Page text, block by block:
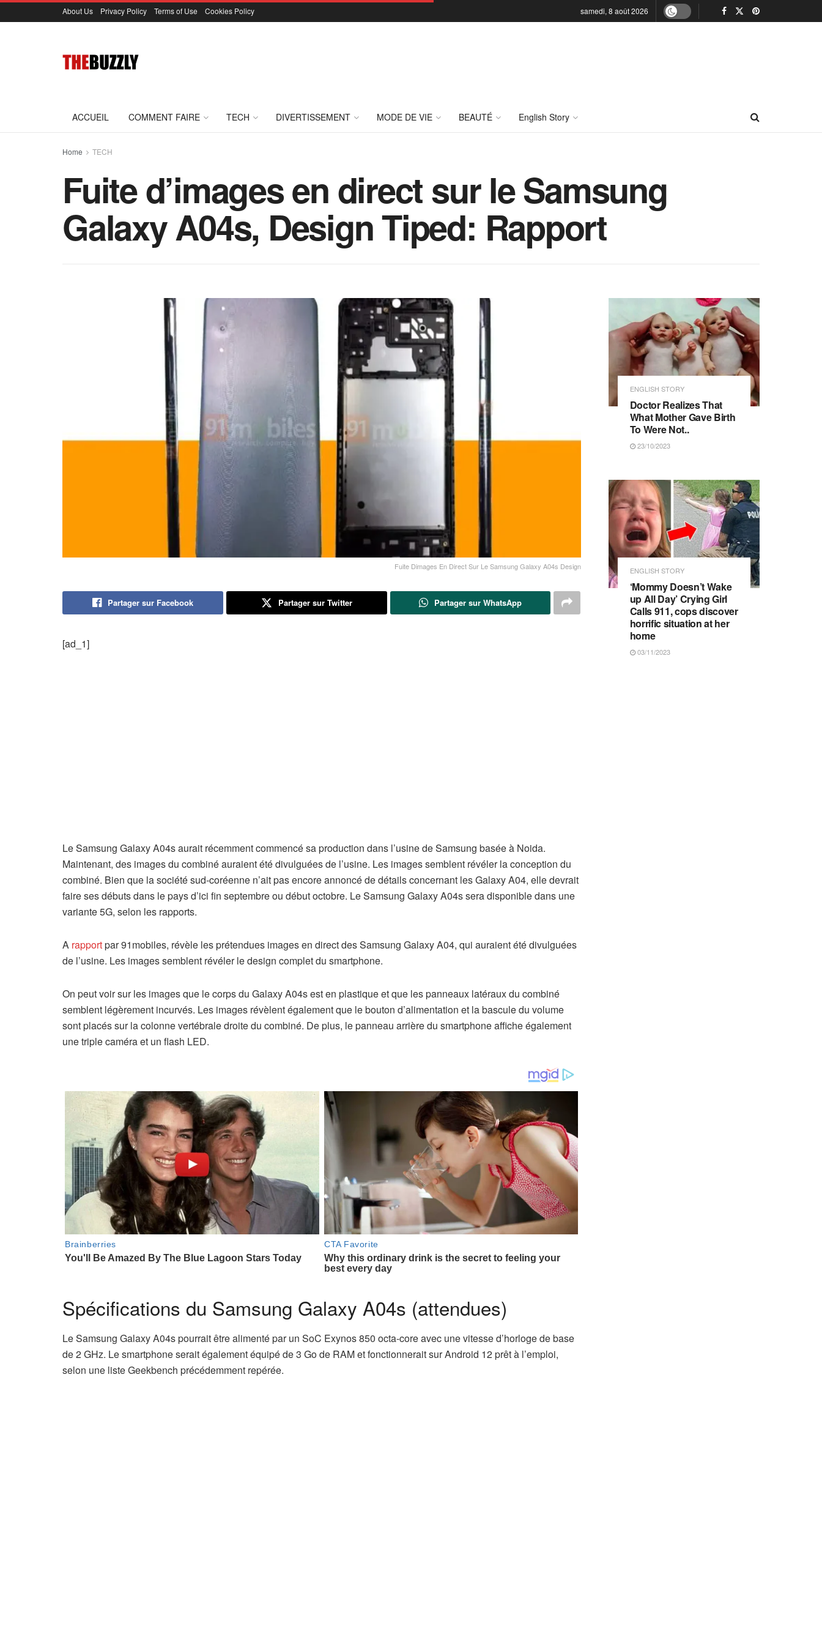
About Us Privacy Policy Terms of Use Cookies Policy samedi, 8 août 2026
ACCUEIL COMMENT FAIRE TECH DIVERTISSEMENT MODE DE VIE BEAUTÉ English Story
Home TECH
Fuite d’images en direct sur le Samsung
Galaxy A04s, Design Tiped: Rapport
Fuite Dimages En Direct Sur Le Samsung Galaxy A04s Design
Partager sur Facebook Partager sur Twitter Partager sur WhatsApp
[ad_1]
Le Samsung Galaxy A04s aurait récemment commencé sa production dans l’usine de Samsung basée à Noida.
Maintenant, des images du combiné auraient été divulguées de l’usine. Les images semblent révéler la conception du
combiné. Bien que la société sud-coréenne n’ait pas encore annoncé de détails concernant les Galaxy A04, elle devrait
faire ses débuts dans le pays d’ici fin septembre ou début octobre. Le Samsung Galaxy A04s sera disponible dans une
variante 5G, selon les rapports.
A rapportpar 91mobiles, révèle les prétendues images en direct des Samsung Galaxy A04, qui auraient été divulguées
de l’usine. Les images semblent révéler le design complet du smartphone.
On peut voir sur les images que le corps du Galaxy A04s est en plastique et que les panneaux latéraux du combiné
semblent légèrement incurvés. Les images révèlent également que le bouton d’alimentation et la bascule du volume
sont placés sur la colonne vertébrale droite du combiné. De plus, le panneau arrière du smartphone affiche également
une triple caméra et un flash LED.
Spécifications du Samsung Galaxy A04s (attendues)
Le Samsung Galaxy A04s pourrait être alimenté par un SoC Exynos 850 octa-core avec une vitesse d’horloge de base
de 2 GHz. Le smartphone serait également équipé de 3 Go de RAM et fonctionnerait sur Android 12 prêt à l’emploi,
selon une liste Geekbench précédemment repérée.
ENGLISH STORY
Doctor Realizes That
What Mother Gave Birth
To Were Not..
23/10/2023
ENGLISH STORY
‘Mommy Doesn’t Wake
up All Day’ Crying Girl
Calls 911, cops discover
horrific situation at her
home
03/11/2023